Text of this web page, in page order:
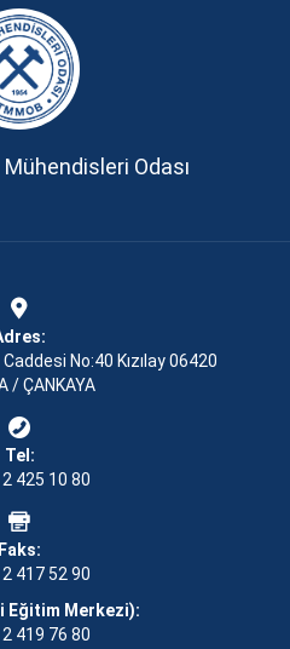
Odası
No:40 Kızılay 06420
/ ÇANKAYA
Tel:
425 10 80
Faks:
417 52 90
Eğitim Merkezi):
419 76 80